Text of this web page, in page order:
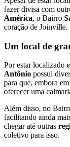
fazer divisa com
América, o Bairro
coração de Joinville.
Um local de
Por estar localizado
Antônio possui
para que, embora
oferecer uma
Além disso, no
facilitando ainda
chegar até outras
coletivo para isso.